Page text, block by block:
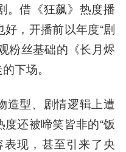
。借《狂飙》热度播
，开播前以年度“剧
粉丝基础的《长月烬
下场。
造型、剧情逻辑上遭
还被啼笑皆非的“饭
现，甚至引来了央